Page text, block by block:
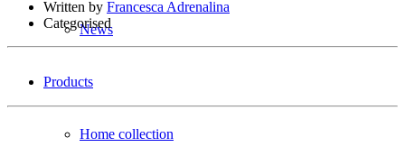
News
Products
Home collection
Written by Francesca Adrenalina
Categorised